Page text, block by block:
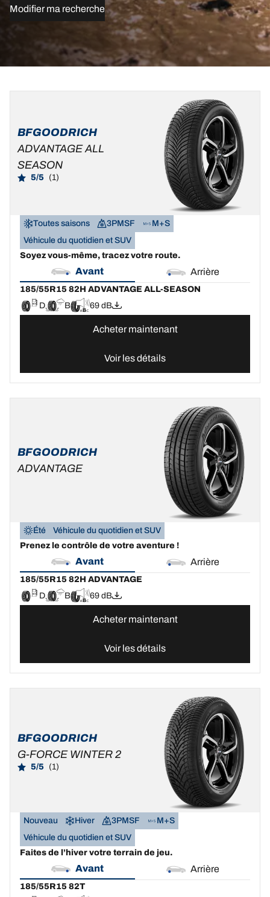
Modifier ma recherche
BFGOODRICH
ADVANTAGE ALL
SEASON
5/5 (1)
Toutes saisons 3PMSF
M+S
Véhicule du quotidien et SUV
Soyez vous-même, tracez votre route.
Avant Arrière
185/55R15 82H ADVANTAGE ALL-SEASON
D
B 69 dB
ALL-
SEASON
D
Acheter maintenant
Voir les détails
BFGOODRICH
ADVANTAGE
Été
Véhicule du quotidien et SUV
Prenez le contrôle de votre aventure !
Avant Arrière
185/55R15 82H ADVANTAGE
D
B 69 dB
D
B 69 dB
Acheter maintenant
Voir les détails
BFGOODRICH
G-FORCE WINTER 2
5/5 (1)
Nouveau Hiver 3PMSF
M+S
Véhicule du quotidien et SUV
Faites de l’hiver votre terrain de jeu.
Avant Arrière
185/55R15 82T
B 68 dB